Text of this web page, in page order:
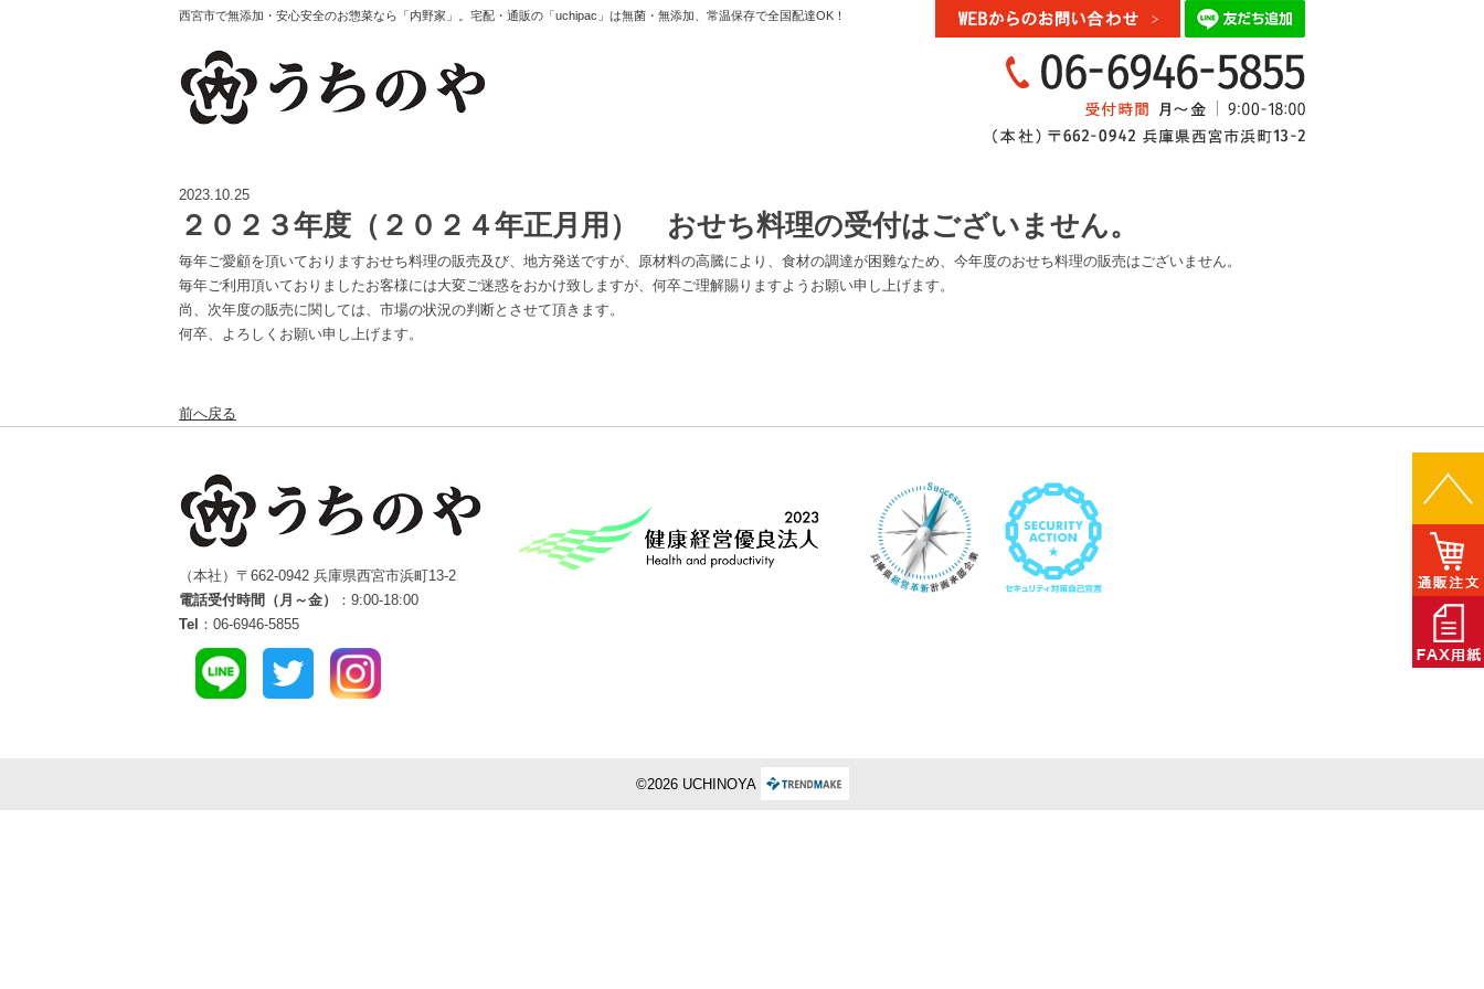
西宮市で無添加・安心安全のお惣菜なら「内野家」。宅配・通販の「uchipac」は無菌・無添加、常温保存で全国配達OK！
2023.10.25
２０２３年度（２０２４年正月用） おせち料理の受付はございません。
毎年ご愛顧を頂いておりますおせち料理の販売及び、地方発送ですが、原材料の高騰により、食材の調達が困難なため、今年度のおせち料理の販売はございません。
毎年ご利用頂いておりましたお客様には大変ご迷惑をおかけ致しますが、何卒ご理解賜りますようお願い申し上げます。
尚、次年度の販売に関しては、市場の状況の判断とさせて頂きます。
何卒、よろしくお願い申し上げます。
前へ戻る
（本社）〒662-0942 兵庫県西宮市浜町13-2
電話受付時間（月～金）
：9:00-18:00
Tel ：06-6946-5855
©2026 UCHINOYA